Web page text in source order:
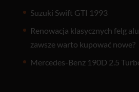
Suzuki Swift GTI 1993
Renowacja klasycznych felg
zawsze warto kupować nowe?
Mercedes-Benz 190D 2.5